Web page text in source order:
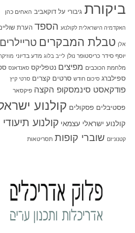
ביקורת גיבורי על דוקאביב האחים כהן
האקדמיה הישראלית לקולנוע הספד הערת
אלן טבלת המבקרים טריילרים
יוסף סידר כריסטופר נולן לייב בלוג מדע בדיוני
מלחמת הכוכבים מפיצים נטפליקס סאנדאנס
ספילברג סיכום חודש סרטים קצרים סרטי קיץ
פודקאסט סינמסקופ הקצה פיקסאר
פסטיבלים פסקולים קולנוע
קולנוע ישראלי עצמאי קולנוע תיעודי
קטנוניזם שוברי קופות תסריטאות